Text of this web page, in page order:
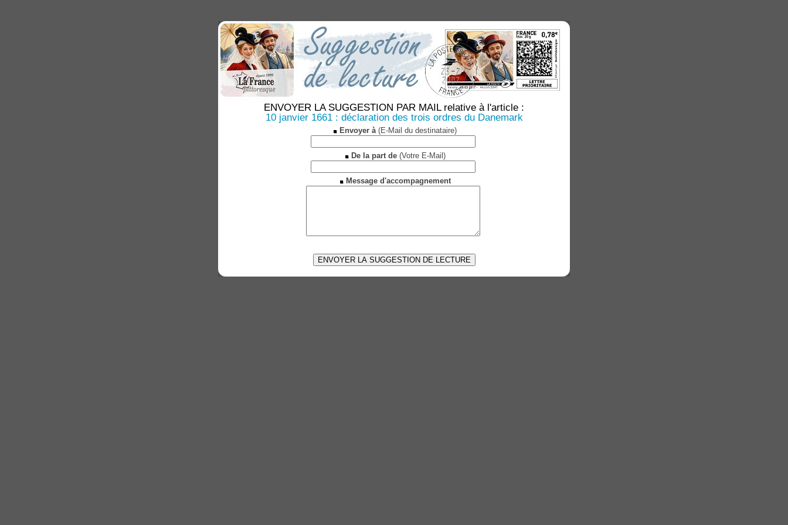
ENVOYER LA SUGGESTION PAR MAIL relative à l'article :
10 janvier 1661 : déclaration des trois ordres du Danemark
Envoyer à(E-Mail du destinataire)
De la part de(Votre E-Mail)
Message d'accompagnement